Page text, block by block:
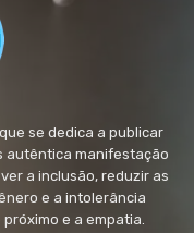
se dedica a publicar
autêntica manifestação
a inclusão, reduzir as
e a intolerância
e a empatia.